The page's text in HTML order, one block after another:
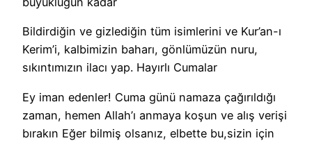
Bildirdiğin ve gizlediğin tüm isimlerini ve Kur’an-ı
Kerim’i, kalbimizin baharı, gönlümüzün nuru,
sıkıntımızın ilacı yap. Hayırlı Cumalar
Ey iman edenler! Cuma günü namaza çağırıldığı
zaman, hemen Allah’ı anmaya koşun ve alış verişi
bırakın Eğer bilmiş olsanız, elbette bu,sizin için